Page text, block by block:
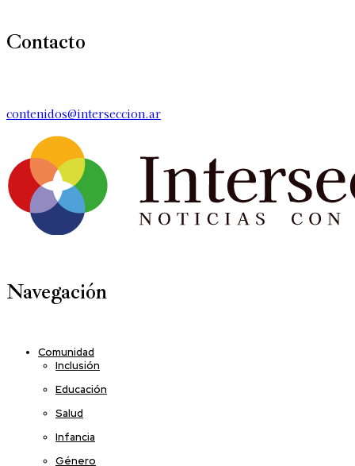
Contacto
contenidos@interseccion.ar
Navegación
Comunidad
Inclusión
Educación
Salud
Infancia
Género